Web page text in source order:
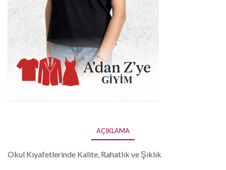
AÇIKLAMA
Okul Kıyafetlerinde Kalite, Rahatlık ve Şıklık